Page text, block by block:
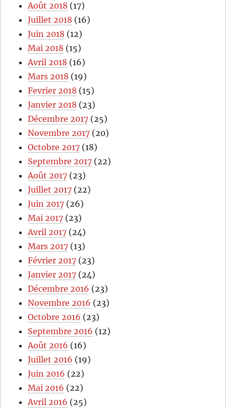
Août 2018 (17)
Juillet 2018 (16)
Juin 2018 (12)
Mai 2018 (15)
Avril 2018 (16)
Mars 2018 (19)
Fevrier 2018 (15)
Janvier 2018 (23)
Décembre 2017 (25)
Novembre 2017 (20)
Octobre 2017 (18)
Septembre 2017 (22)
Août 2017 (23)
Juillet 2017 (22)
Juin 2017 (26)
Mai 2017 (23)
Avril 2017 (24)
Mars 2017 (13)
Février 2017 (23)
Janvier 2017 (24)
Décembre 2016 (23)
Novembre 2016 (23)
Octobre 2016 (23)
Septembre 2016 (12)
Août 2016 (16)
Juillet 2016 (19)
Juin 2016 (22)
Mai 2016 (22)
Avril 2016 (25)